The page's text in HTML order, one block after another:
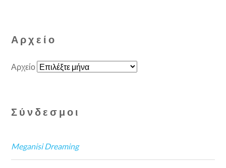
Αρχείο
Αρχείο
Σύνδεσμοι
Meganisi Dreaming